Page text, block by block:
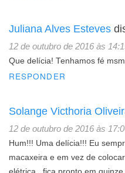
Juliana Alves Esteves
12 de outubro de 2016 às
Que delícia! Tenhamos fé
RESPONDER
Solange Victhoria
12 de outubro de 2016 às
Hum!!! Uma delícia!!! Eu
macaxeira e em vez de